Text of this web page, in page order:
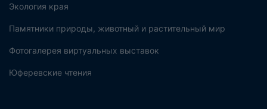
Экология края
Памятники природы, животный и растительный мир
Фотогалерея виртуальных выставок
Юферевские чтения